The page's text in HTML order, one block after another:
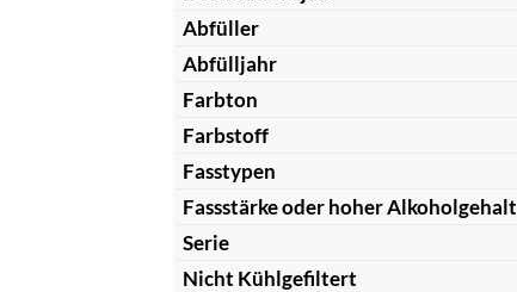
Abfüller
Abfülljahr
Farbton
Farbstoff
Fasstypen
Fassstärke oder hoher Alkoholgehalt
Serie
Nicht Kühlgefiltert